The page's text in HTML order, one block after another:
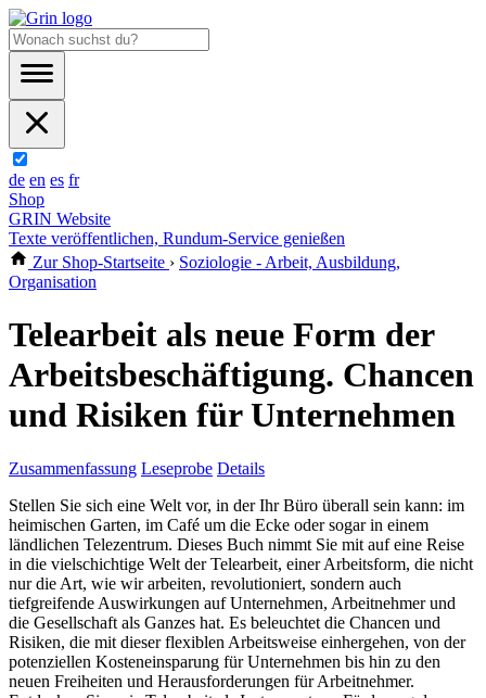
de en es fr
Shop
GRIN Website
Texte veröffentlichen, Rundum-Service genießen
Zur Shop-Startseite › Soziologie - Arbeit, Ausbildung,
Organisation
Telearbeit als neue Form der
Arbeitsbeschäftigung. Chancen
und Risiken für Unternehmen
Zusammenfassung Leseprobe Details
Stellen Sie sich eine Welt vor, in der Ihr Büro überall sein kann: im
heimischen Garten, im Café um die Ecke oder sogar in einem
ländlichen Telezentrum. Dieses Buch nimmt Sie mit auf eine Reise
in die vielschichtige Welt der Telearbeit, einer Arbeitsform, die nicht
nur die Art, wie wir arbeiten, revolutioniert, sondern auch
tiefgreifende Auswirkungen auf Unternehmen, Arbeitnehmer und
die Gesellschaft als Ganzes hat. Es beleuchtet die Chancen und
Risiken, die mit dieser flexiblen Arbeitsweise einhergehen, von der
potenziellen Kosteneinsparung für Unternehmen bis hin zu den
neuen Freiheiten und Herausforderungen für Arbeitnehmer.